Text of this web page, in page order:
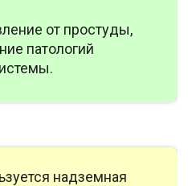
от простуды,
патологий
надземная